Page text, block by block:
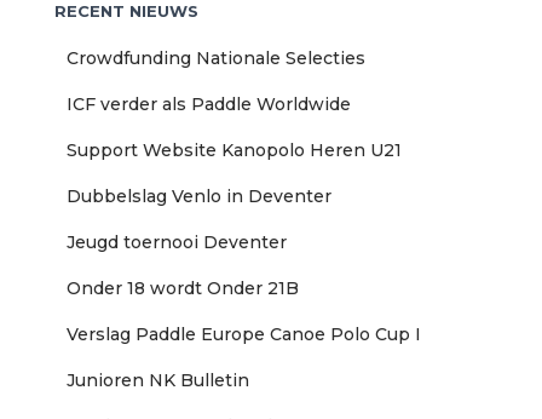
e
RECENT NIEUWS
Crowdfunding Nationale Selecties
ICF verder als Paddle Worldwide
Support Website Kanopolo Heren U21
Dubbelslag Venlo in Deventer
Jeugd toernooi Deventer
Onder 18 wordt Onder 21B
Verslag Paddle Europe Canoe Polo Cup I
Junioren NK Bulletin